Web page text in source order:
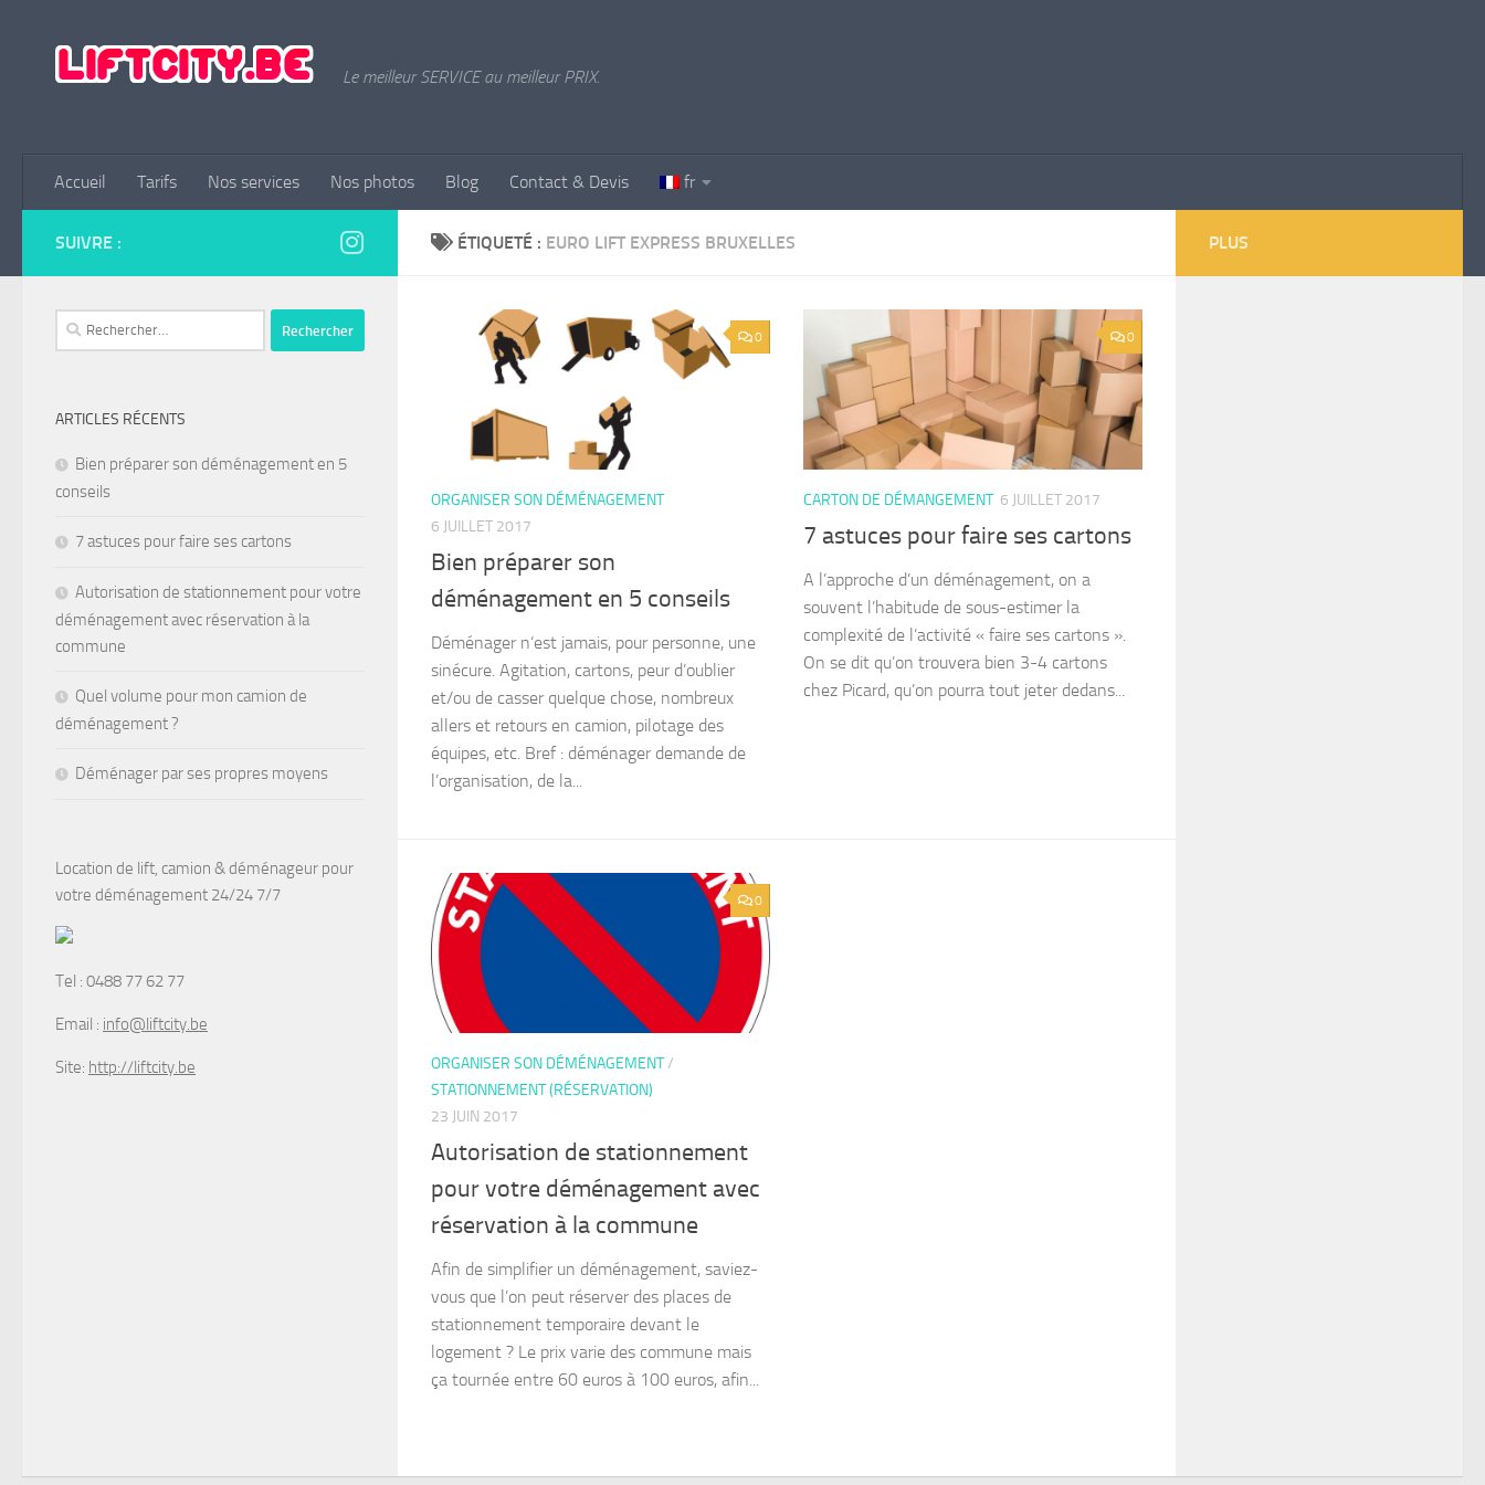
Le meilleur SERVICE au meilleur PRIX.
Accueil Tarifs Nos services Nos photos Blog Contact & Devis fr
ÉTIQUETÉ : EURO LIFT EXPRESS BRUXELLES
0
ORGANISER SON DÉMÉNAGEMENT
6 JUILLET 2017
Bien préparer son
déménagement en 5 conseils
Déménager n‘est jamais, pour personne, une
sinécure. Agitation, cartons, peur d’oublier
et/ou de casser quelque chose, nombreux
allers et retours en camion, pilotage des
équipes, etc. Bref : déménager demande de
l’organisation, de la...
0
CARTON DE DÉMANGEMENT 6 JUILLET 2017
7 astuces pour faire ses cartons
A l’approche d’un déménagement, on a
souvent l’habitude de sous-estimer la
complexité de l’activité « faire ses cartons ».
On se dit qu’on trouvera bien 3-4 cartons
chez Picard, qu’on pourra tout jeter dedans...
0
ORGANISER SON DÉMÉNAGEMENT/
STATIONNEMENT (RÉSERVATION)
23 JUIN 2017
Autorisation de stationnement
pour votre déménagement avec
réservation à la commune
Afin de simplifier un déménagement, saviez-
vous que l’on peut réserver des places de
stationnement temporaire devant le
logement ? Le prix varie des commune mais
ça tournée entre 60 euros à 100 euros, afin...
SUIVRE :
Rechercher :
ARTICLES RÉCENTS
Bien préparer son déménagement en 5
conseils
7 astuces pour faire ses cartons
Autorisation de stationnement pour votre
déménagement avec réservation à la
commune
Quel volume pour mon camion de
déménagement ?
Déménager par ses propres moyens
Location de lift, camion & déménageur pour
votre déménagement 24/24 7/7
Tel : 0488 77 62 77
Email : info@liftcity.be
Site: http://liftcity.be
PLUS